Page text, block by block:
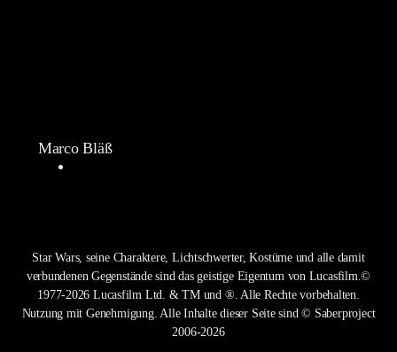
Marco Bläß
Star Wars, seine Charaktere, Lichtschwerter, Kostüme und alle damit
verbundenen Gegenstände sind das geistige Eigentum von Lucasfilm.©
1977-2026 Lucasfilm Ltd. & TM und ®. Alle Rechte vorbehalten.
Nutzung mit Genehmigung. Alle Inhalte dieser Seite sind © Saberproject
2006-2026